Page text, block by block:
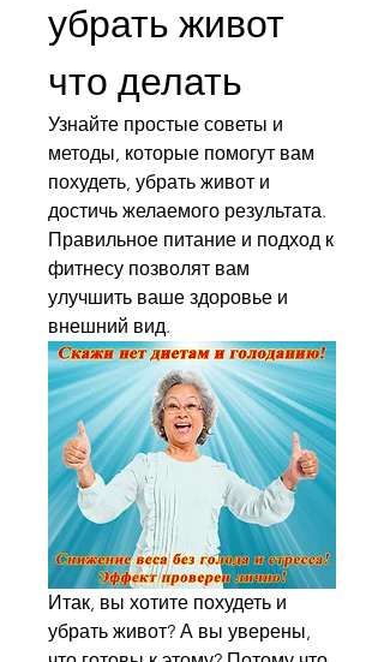
убрать живот
что делать
Узнайте простые советы и
методы, которые помогут вам
похудеть, убрать живот и
достичь желаемого результата.
Правильное питание и подход к
фитнесу позволят вам
улучшить ваше здоровье и
внешний вид.
Итак, вы хотите похудеть и
убрать живот? А вы уверены,